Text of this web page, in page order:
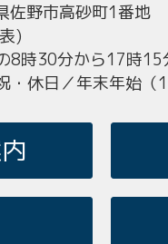
佐野市高砂町1番地
)
8時30分から17時15
・休日／年末年始